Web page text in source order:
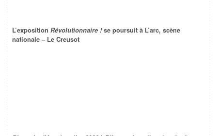
L’exposition Révolutionnaire !se poursuit à L’arc, scène
nationale – Le Creusot